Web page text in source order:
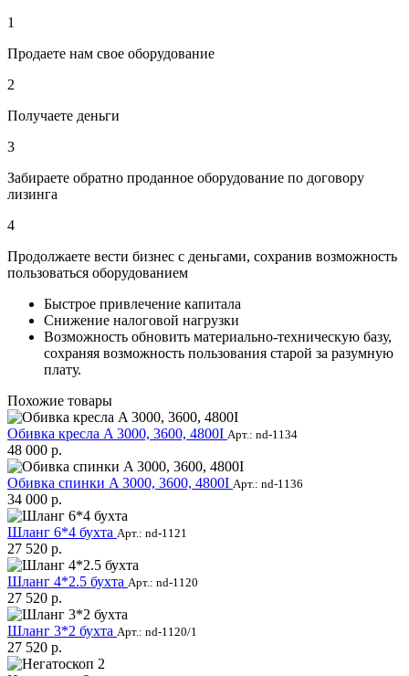
1
Продаете нам свое оборудование
2
Получаете деньги
3
Забираете обратно проданное оборудование по договору
лизинга
4
Продолжаете вести бизнес с деньгами, сохранив возможность
пользоваться оборудованием
Быстрое привлечение капитала
Снижение налоговой нагрузки
Возможность обновить материально-техническую базу,
сохраняя возможность пользования старой за разумную
плату.
Похожие товары
Обивка кресла A 3000, 3600, 4800I Арт.: nd-1134
48 000 р.
Обивка спинки A 3000, 3600, 4800I Арт.: nd-1136
34 000 р.
Шланг 6*4 бухта Арт.: nd-1121
27 520 р.
Шланг 4*2.5 бухта Арт.: nd-1120
27 520 р.
Шланг 3*2 бухта Арт.: nd-1120/1
27 520 р.